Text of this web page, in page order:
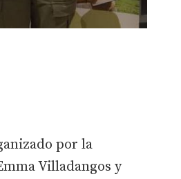
por la
Villadangos y